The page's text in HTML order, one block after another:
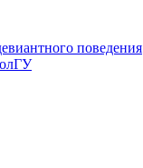
поведения